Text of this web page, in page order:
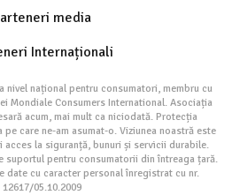
media
Internaționali
nivel național pentru consumatori, membru cu
Mondiale Consumers International. Asociația
acum, mai mult ca niciodată. Protecția
care ne-am asumat-o. Viziunea noastră este
acces la siguranță, bunuri și servicii durabile.
suportul pentru consumatorii din întreaga țară.
date cu caracter personal înregistrat cu nr.
12617/05.10.2009